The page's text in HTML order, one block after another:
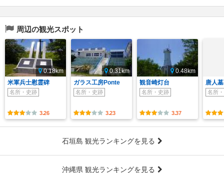
周辺の観光スポット
0.18km
米軍兵士慰霊碑
名所・史跡
3.26
0.31km
ガラス工房Ponte
名所・史跡
3.23
0.48km
観音崎灯台
名所・史跡
3.37
唐人墓
名所
石垣島 観光ランキングを見る
沖縄県 観光ランキングを見る